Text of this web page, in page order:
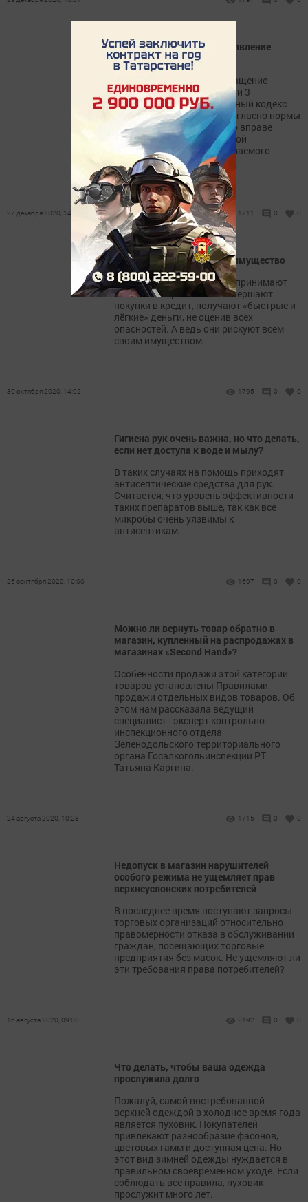
Куда подавать исковое заявление
потребителям
Право гражданина на обращение
закреплено частью 1 статьи 3
Гражданский процессуальный кодекс
Российской Федерации. Согласно нормы
данной статьи, любое лицо вправе
обратиться в суд за защитой
нарушенного либо оспариваемого
права.
27 декабря 2020, 14:00 1711 0 0
Взял кредит – не потеряй имущество
Сегодня многие граждане принимают
спонтанные решения – совершают
покупки в кредит, получают «быстрые и
лёгкие» деньги, не оценив всех
опасностей. А ведь они рискуют всем
своим имуществом.
30 октября 2020, 14:02 1795 0 0
Гигиена рук очень важна, но что делать,
если нет доступа к воде и мылу?
В таких случаях на помощь приходят
антисептические средства для рук.
Считается, что уровень эффективности
таких препаратов выше, так как все
микробы очень уязвимы к
антисептикам.
26 сентября 2020, 10:00 1697 0 0
Можно ли вернуть товар обратно в
магазин, купленный на распродажах в
магазинах «Second Hand»?
Особенности продажи этой категории
товаров установлены Правилами
продажи отдельных видов товаров. Об
этом нам рассказала ведущий
специалист - эксперт контрольно-
инспекционного отдела
Зеленодольского территориального
органа Госалкогольинспекции РТ
Татьяна Каргина.
24 августа 2020, 10:28 1715 0 0
Недопуск в магазин нарушителей
особого режима не ущемляет прав
верхнеуслонских потребителей
В последнее время поступают запросы
торговых организаций относительно
правомерности отказа в обслуживании
граждан, посещающих торговые
предприятия без масок. Не ущемляют ли
эти требования права потребителей?
16 августа 2020, 09:00 2192 0 0
Что делать, чтобы ваша одежда
прослужила долго
Пожалуй, самой востребованной
верхней одеждой в холодное время года
является пуховик. Покупателей
привлекают разнообразие фасонов,
цветовых гамм и доступная цена. Но
этот вид зимней одежды нуждается в
правильном своевременном уходе. Если
соблюдать все правила, пуховик
прослужит много лет.